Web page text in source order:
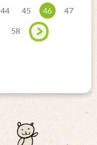
44 45 46 47
58